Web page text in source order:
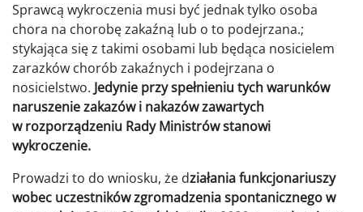
Sprawcą wykroczenia musi być jednak tylko osoba
chora na chorobę zakaźną lub o to podejrzana.;
stykająca się z takimi osobami lub będąca nosicielem
zarazków chorób zakaźnych i podejrzana o
nosicielstwo. Jedynie przy spełnieniu tych warunków
naruszenie zakazów i nakazów zawartych
w rozporządzeniu Rady Ministrów stanowi
wykroczenie.
Prowadzi to do wniosku, że działania funkcjonariuszy
wobec uczestników zgromadzenia spontanicznego w